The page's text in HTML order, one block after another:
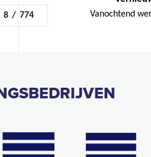
8 / 774 Vanochtend